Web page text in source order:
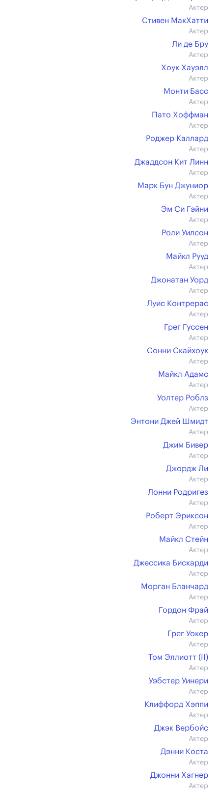
Актер
Стивен МакХатти
Актер
Ли де Бру
Актер
Хоук Хауэлл
Актер
Монти Басс
Актер
Пато Хоффман
Актер
Роджер Каллард
Актер
Джаддсон Кит Линн
Актер
Марк Бун Джуниор
Актер
Эм Си Гэйни
Актер
Роли Уилсон
Актер
Майкл Рууд
Актер
Джонатан Уорд
Актер
Луис Контрерас
Актер
Грег Гуссен
Актер
Сонни Скайхоук
Актер
Майкл Адамс
Актер
Уолтер Роблз
Актер
Энтони Джей Шмидт
Актер
Джим Бивер
Актер
Джордж Ли
Актер
Лонни Родригез
Актер
Роберт Эриксон
Актер
Майкл Стейн
Актер
Джессика Бискарди
Актер
Морган Бланчард
Актер
Гордон Фрай
Актер
Грег Уокер
Актер
Том Эллиотт (II)
Актер
Уэбстер Уинери
Актер
Клиффорд Хэппи
Актер
Джэк Вербойс
Актер
Дэнни Коста
Актер
Джонни Хагнер
Актер